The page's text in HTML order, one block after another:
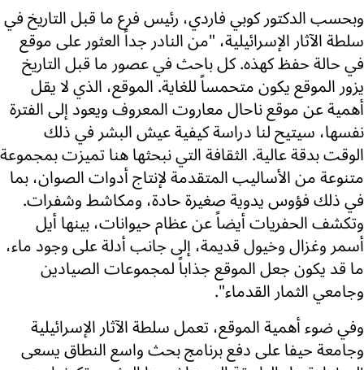
وبحسب الدكتور كوبي فاردي، رئيس فرع ما قبل التاريخ في
سلطة الآثار الإسرائيلية، "من النادر جداً العثور على موقع
في حالة حفظ كهذه. كل باحث في عصور ما قبل التاريخ
يزور الموقع يكون متحمساً للغاية. الموقع، الذي لا يقل
أهمية عن موقع ناحال معاروت المعروف ويعود إلى الفترة
نفسها، سيتيح لنا دراسة كيفية عيش البشر في ذلك
الوقت بدقة عالية. الثقافة التي نبحثها هنا تميزت بمجموعة
متنوعة من الأساليب المتقدمة لإنتاج أدوات الصوان، بما
في ذلك فؤوس يدوية صغيرة حادة، ومكاشط وشفرات.
وتكشف الحفريات أيضاً عن عظام حيوانات، بينها أيل
أسمر وغزال وخيول قديمة، إلى جانب أدلة على وجود ماء،
ما قد يكون جعل الموقع جذاباً لمجموعات الصيادين
وجامعي الثمار القدماء".
وفي ضوء أهمية الموقع، تعمل سلطة الآثار الإسرائيلية
وجامعة حيفا على دفع برنامج بحث واسع النطاق يسعى